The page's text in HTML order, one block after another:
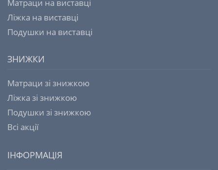
Матраци на виставці
Ліжка на виставці
Подушки на виставці
ЗНИЖКИ
Матраци зі знижкою
Ліжка зі знижкою
Подушки зі знижкою
Всі акції
ІНФОРМАЦІЯ